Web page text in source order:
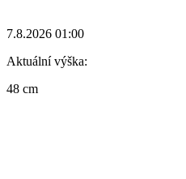
7.8.2026 01:00
Aktuální výška:
48 cm